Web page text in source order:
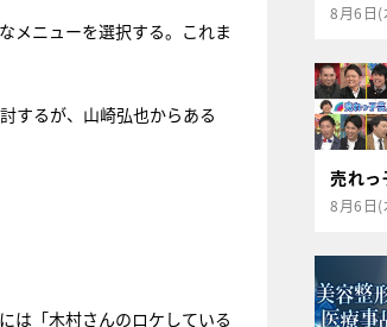
メニューを選択する。これま
するが、山崎弘也からある
は「木村さんのロケしている
8月6日(
売れ
8月6日(